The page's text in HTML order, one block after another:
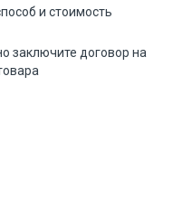
и стоимость
заключите договор на